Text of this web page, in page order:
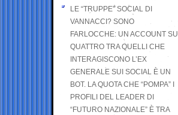
LE “TRUPPE” SOCIAL DI
VANNACCI? SONO
FARLOCCHE: UN ACCOUNT SU
QUATTRO TRA QUELLI CHE
INTERAGISCONO L’EX
GENERALE SUI SOCIAL È UN
BOT. LA QUOTA CHE “POMPA” I
PROFILI DEL LEADER DI
“FUTURO NAZIONALE” È TRA